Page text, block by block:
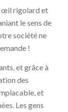
œil rigolard et
le sens de
société ne
!
et grâce à
des
et
Les gens